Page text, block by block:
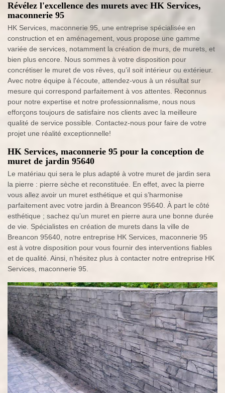
Révélez l'excellence des murets avec HK Services,
maconnerie 95
HK Services, maconnerie 95, une entreprise spécialisée en
construction et en aménagement, vous propose une gamme
variée de services, notamment la création de murs, de murets, et
bien plus encore. Nous sommes à votre disposition pour
concrétiser le muret de vos rêves, qu'il soit intérieur ou extérieur.
Avec notre équipe à l'écoute, attendez-vous à un résultat sur
mesure qui correspond parfaitement à vos attentes. Reconnus
pour notre expertise et notre professionnalisme, nous nous
efforçons toujours de satisfaire nos clients avec la meilleure
qualité de service possible. Contactez-nous pour faire de votre
projet une réalité exceptionnelle!
HK Services, maconnerie 95 pour la conception de
muret de jardin 95640
Le matériau qui sera le plus adapté à votre muret de jardin sera
la pierre : pierre sèche et reconstituée. En effet, avec la pierre
vous allez avoir un muret esthétique et qui s’harmonise
parfaitement avec votre jardin à Breancon 95640. À part le côté
esthétique ; sachez qu’un muret en pierre aura une bonne durée
de vie. Spécialistes en création de murets dans la ville de
Breancon 95640, notre entreprise HK Services, maconnerie 95
est à votre disposition pour vous fournir des interventions fiables
et de qualité. Ainsi, n’hésitez plus à contacter notre entreprise HK
Services, maconnerie 95.